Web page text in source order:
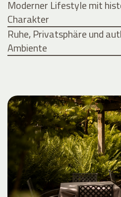
Moderner Lifestyle mit
Charakter
Ruhe, Privatsphäre und
Ambiente